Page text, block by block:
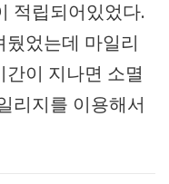
적립되어있었다.
었는데 마일리
이 지나면 소멸
리지를 이용해서